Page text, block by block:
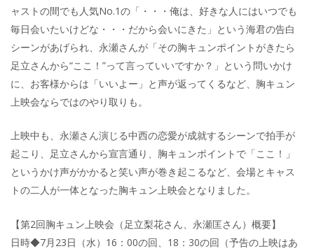
ャストの間でも人気No.1の「・・・俺は、好きな人にはいつでも
毎日会いたいけどな・・・だから会いにきた」という海君の告白
シーンがあげられ、永瀬さんが「その胸キュンポイントがきたら
足立さんから“ここ！”って言っていいですか？」という問いかけ
に、お客様からは「いいよー」と声が返ってくるなど、胸キュン
上映会ならではのやり取りも。
上映中も、永瀬さん演じる中西の恋愛が成就するシーンで拍手が
起こり、足立さんから宣言通り、胸キュンポイントで「ここ！」
というかけ声がかかると笑い声が巻き起こるなど、会場とキャス
トの二人が一体となった胸キュン上映会となりました。
【第2回胸キュン上映会（足立梨花さん、永瀬匡さん）概要】
日時◆7月23日（水）16：00の回、18：30の回（予告の上映はあ